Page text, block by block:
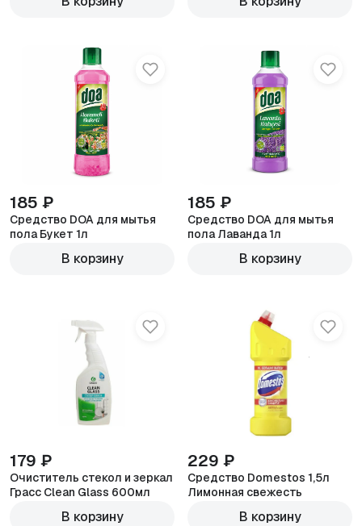
185 ₽
Средство DOA для мытья
пола Букет 1л
В корзину
185 ₽
Средство DOA для мытья
пола Лаванда 1л
В корзину
179 ₽
Очиститель стекол и зеркал
Грасс Clean Glass 600мл
В корзину
229 ₽
Средство Domestos 1,5л
Лимонная свежесть
В корзину